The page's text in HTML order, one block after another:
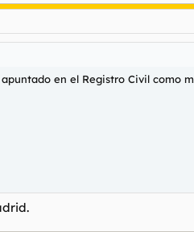
en el Registro Civil como